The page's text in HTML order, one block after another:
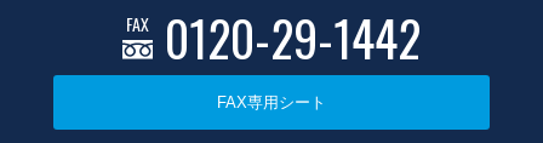
FAX 0120-29-1442
FAX専用シート